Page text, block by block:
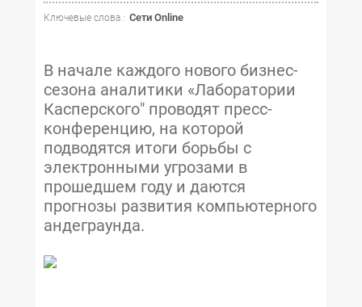
Ключевые слова : Сети Online
В начале каждого нового бизнес-
сезона аналитики «Лаборатории
Касперского" проводят пресс-
конференцию, на которой
подводятся итоги борьбы с
электронными угрозами в
прошедшем году и даются
прогнозы развития компьютерного
андеграунда.